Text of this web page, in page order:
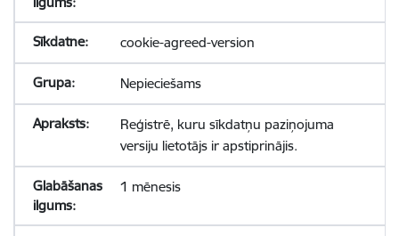
cookie-agreed-version
Nepieciešams
Reģistrē, kuru sīkdatņu paziņojuma
versiju lietotājs ir apstiprinājis.
1 mēnesis